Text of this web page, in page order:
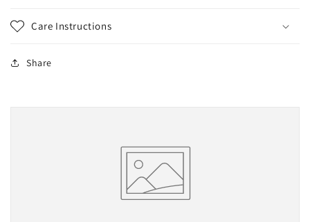
Care Instructions
Share